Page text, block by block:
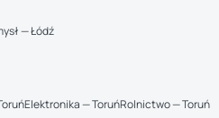
— Łódź
Elektronika — ToruńRolnictwo — Toruń